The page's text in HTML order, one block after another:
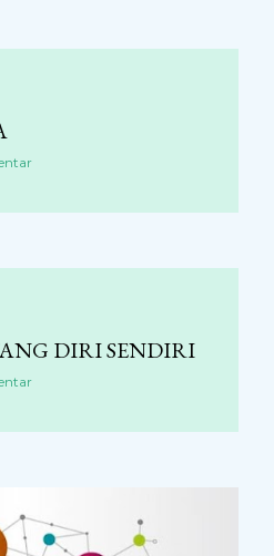
DIRI SENDIRI